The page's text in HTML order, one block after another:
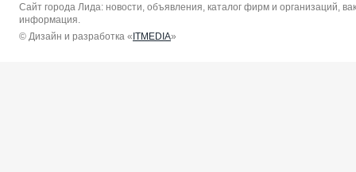
Сайт города Лида: новости, объявления, каталог фирм и организаций,
информация.
© Дизайн и разработка «ITMEDIA»